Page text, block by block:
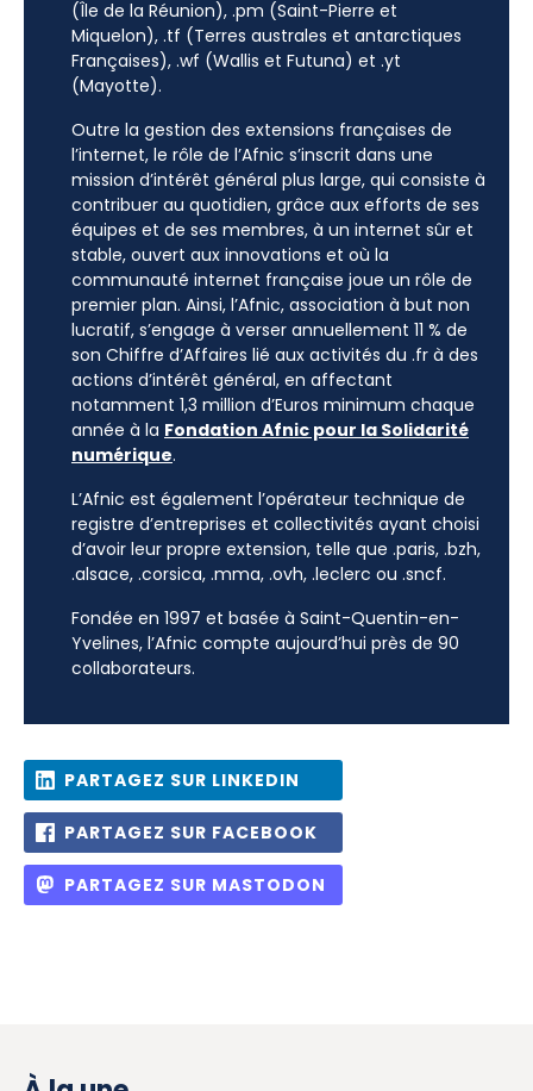
(Île de la Réunion), .pm (Saint-Pierre et
Miquelon), .tf (Terres australes et antarctiques
Françaises), .wf (Wallis et Futuna) et .yt
(Mayotte).
Outre la gestion des extensions françaises de
l’internet, le rôle de l’Afnic s’inscrit dans une
mission d’intérêt général plus large, qui consiste à
contribuer au quotidien, grâce aux efforts de ses
équipes et de ses membres, à un internet sûr et
stable, ouvert aux innovations et où la
communauté internet française joue un rôle de
premier plan. Ainsi, l’Afnic, association à but non
lucratif, s’engage à verser annuellement 11 % de
son Chiffre d’Affaires lié aux activités du .fr à des
actions d’intérêt général, en affectant
notamment 1,3 million d’Euros minimum chaque
année à la Fondation Afnic pour la Solidarité
numérique.
L’Afnic est également l’opérateur technique de
registre d’entreprises et collectivités ayant choisi
d’avoir leur propre extension, telle que .paris, .bzh,
.alsace, .corsica, .mma, .ovh, .leclerc ou .sncf.
Fondée en 1997 et basée à Saint-Quentin-en-
Yvelines, l’Afnic compte aujourd’hui près de 90
collaborateurs.
PARTAGEZ SUR LINKEDIN
PARTAGEZ SUR FACEBOOK
PARTAGEZ SUR MASTODON